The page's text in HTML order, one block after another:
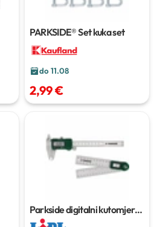
PARKSIDE® Set kukaset
do 11.08
2,99 €
Parkside digitalni kutomjer
Komad